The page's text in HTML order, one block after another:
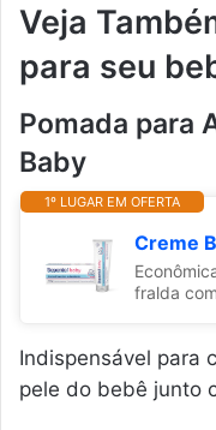
Veja
para seu
Pomada para
Baby
1º LUGAR EM OFERTA
fralda
Indispensável para
pele do bebê junto